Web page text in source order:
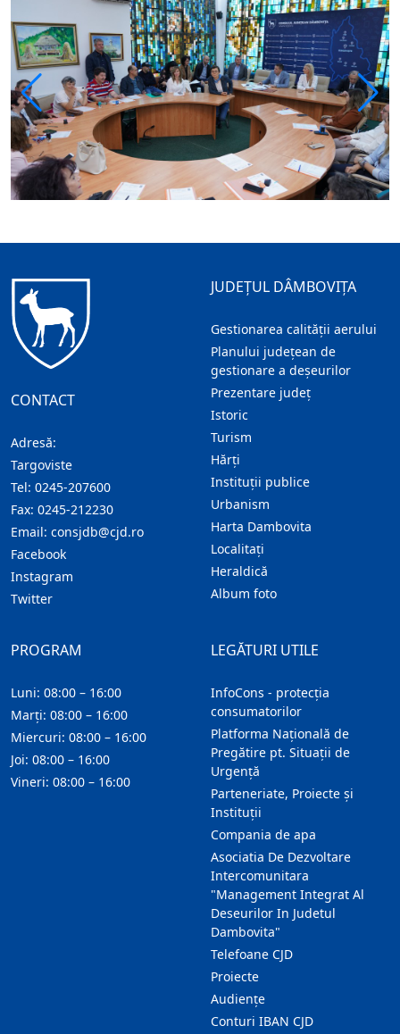
CONTACT
Adresă:
Targoviste
Tel: 0245-207600
Fax: 0245-212230
Email: consjdb@cjd.ro
Facebook
Instagram
Twitter
JUDEȚUL DÂMBOVIȚA
Gestionarea calității aerului
Planului județean de
gestionare a deșeurilor
Prezentare judeţ
Istoric
Turism
Hărţi
Instituţii publice
Urbanism
Harta Dambovita
Localitaţi
Heraldică
Album foto
LEGĂTURI UTILE
InfoCons - protecția
consumatorilor
Platforma Națională de
Pregătire pt. Situații de
Urgență
Parteneriate, Proiecte și
Instituții
Compania de apa
Asociatia De Dezvoltare
Intercomunitara
"Management Integrat Al
Deseurilor In Judetul
Dambovita"
Telefoane CJD
Proiecte
Audienţe
Conturi IBAN CJD
PROGRAM
Luni: 08:00 – 16:00
Marți: 08:00 – 16:00
Miercuri: 08:00 – 16:00
Joi: 08:00 – 16:00
Vineri: 08:00 – 16:00